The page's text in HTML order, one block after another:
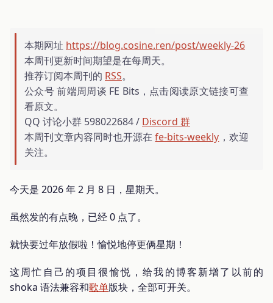
本期网址 https://blog.cosine.ren/post/weekly-26
本周刊更新时间期望是在每周天。
推荐订阅本周刊的 RSS。
公众号 前端周周谈 FE Bits，点击阅读原文链接可查
看原文。
QQ 讨论小群 598022684 / Discord 群
本周刊文章内容同时也开源在fe-bits-weekly ，欢迎
关注。
今天是 2026 年 2 月 8 日，星期天。
虽然发的有点晚，已经 0 点了。
就快要过年放假啦！愉悦地停更俩星期！
这周忙自己的项目很愉悦，给我的博客新增了以前的
shoka 语法兼容和歌单版块，全部可开关。